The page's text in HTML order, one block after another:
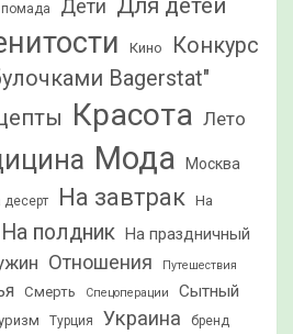
помада Дети Для детей
Кино
Конкурс
Bagerstat"
Красота Лето
Мода Москва
десерт На завтрак На
На полдник
На праздничный
Отношения Путешествия
Смерть Спецоперации
Сытный
Турция Украина бренд